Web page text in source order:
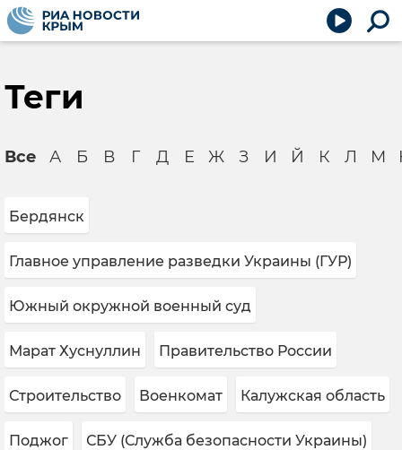
Теги
Все А Б В Г Д Е Ж З И Й К Л М
Бердянск
Главное управление разведки Украины (ГУР)
Южный окружной военный суд
Марат Хуснуллин Правительство России
Строительство Военкомат Калужская область
Поджог СБУ (Служба безопасности Украины)